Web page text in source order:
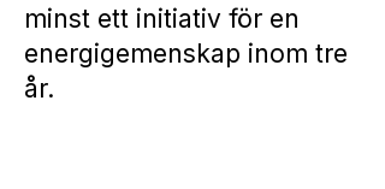
minst ett initiativ för en
energigemenskap inom tre
år.